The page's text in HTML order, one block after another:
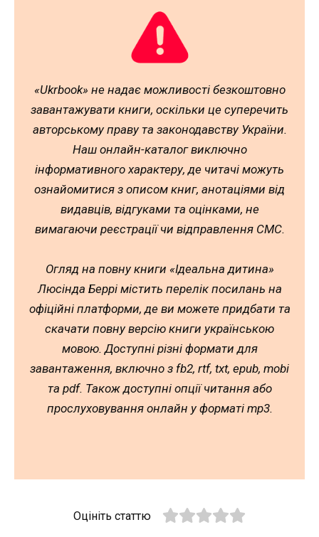
«Ukrbook» не надає можливості безкоштовно
завантажувати книги, оскільки це суперечить
авторському праву та законодавству України.
Наш онлайн-каталог виключно
інформативного характеру, де читачі можуть
ознайомитися з описом книг, анотаціями від
видавців, відгуками та оцінками, не
вимагаючи реєстрації чи відправлення СМС.
Огляд на повну книги «Ідеальна дитина»
Люсінда Беррі містить перелік посилань на
офіційні платформи, де ви можете придбати та
скачати повну версію книги українською
мовою. Доступні різні формати для
завантаження, включно з fb2, rtf, txt, epub, mobi
та pdf. Також доступні опції читання або
прослуховування онлайн у форматі mp3.
Оцініть статтю